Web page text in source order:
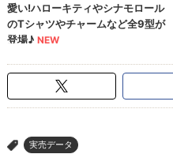
> 実売データ